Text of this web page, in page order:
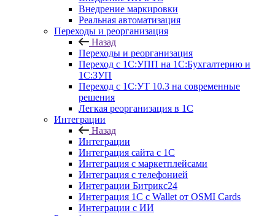
Внедрение маркировки
Реальная автоматизация
Переходы и реорганизация
Назад
Переходы и реорганизация
Переход с 1С:УПП на 1С:Бухгалтерию и
1С:ЗУП
Переход с 1С:УТ 10.3 на современные
решения
Легкая реорганизация в 1С
Интеграции
Назад
Интеграции
Интеграция сайта с 1С
Интеграция с маркетплейсами
Интеграция с телефонией
Интеграции Битрикс24
Интеграция 1С с Wallet от OSMI Cards
Интеграции с ИИ